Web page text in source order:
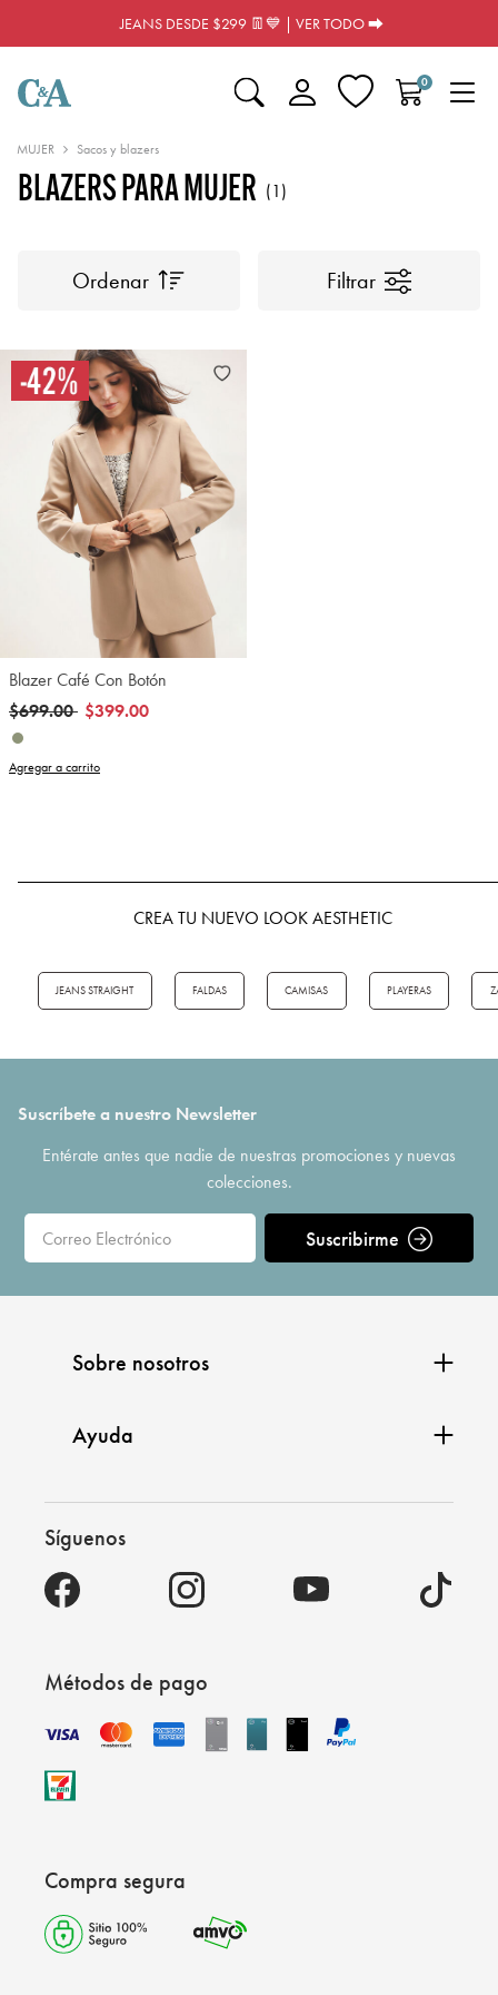
JEANS DESDE $299 👖💙 | VER TODO ⮕
0
MUJER Sacos y blazers
BLAZERS PARA MUJER (1)
Ordenar Filtrar
Blazer Café Con Botón
Precio reducido de
$699.00a$399.00
Agregar a carrito
CREA TU NUEVO LOOK AESTHETIC
JEANS STRAIGHT FALDAS CAMISAS PLAYERAS
Suscríbete a nuestro Newsletter
Entérate antes que nadie de nuestras promociones y nuevas
colecciones.
Suscribirme
Sobre nosotros
Ayuda
Síguenos
Métodos de pago
Compra segura